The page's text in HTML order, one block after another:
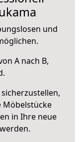
und
A nach B,
Möbelstücke
in Ihre neue